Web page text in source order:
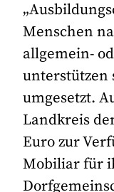
Menschen
allgemein-
unterstützen
umgesetzt.
Landkreis
Euro zur
Mobiliar für